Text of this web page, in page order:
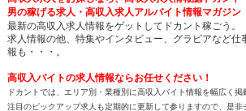
男の稼げる求人・高収入求人アルバイト情報マガジン
最新の高収入求人情報をゲットしてドカント稼ごう。
求人情報の他、特集やインタビュー、グラビアなど仕
報も・・・。
高収入バイトの求人情報ならお任せください！
ドカントでは、エリア別・業種別に高収入バイト情報を幅広く掲
注目のピックアップ求人も定期的に更新して参りますので、是非